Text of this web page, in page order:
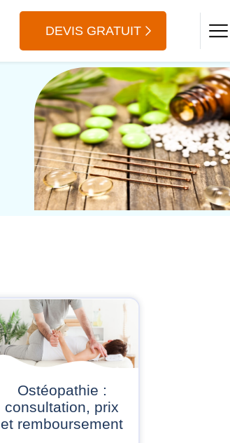
DEVIS GRATUIT
Ostéopathie :
consultation, prix
et remboursement